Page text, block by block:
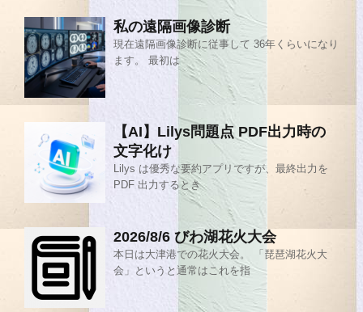
私の遠隔画像診断
現在遠隔画像診断に従事して 36年くらいになり
ます。 最初は
【AI】Lilys問題点 PDF出力時の
文字化け
Lilys は優秀な要約アプリですが、最終出力を
PDF 出力するとき
2026/8/6 びわ湖花火大会
本日は大津港での花火大会。 「琵琶湖花火大
会」というと通常はこれを指